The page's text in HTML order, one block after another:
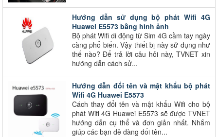
Hướng dẫn sử dụng bộ phát Wifi 4G
Huawei E5573 bằng hình ảnh
Bộ phát Wifi di động từ Sim 4G cầm tay ngày
càng phổ biến. Vậy thiết bị này sử dụng như
thế nào? Để trả lời câu hỏi này, TVNET xin
hướng dẫn cách sử...
Hướng dẫn đổi tên và mật khẩu bộ phát
Wifi 4G Huawei E5573
Cách thay đổi tên và mật khẩu Wifi cho bộ
phát Wifi 4G Huawei E5573 sẽ được TVNET
hướng dẫn cụ thể và đơn giản nhất. Nhắm
giúp các bạn dễ dàng đổi tên...